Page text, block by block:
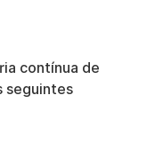
contínua de
seguintes